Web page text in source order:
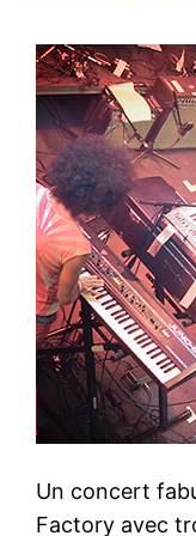
Un concert
Factory avec